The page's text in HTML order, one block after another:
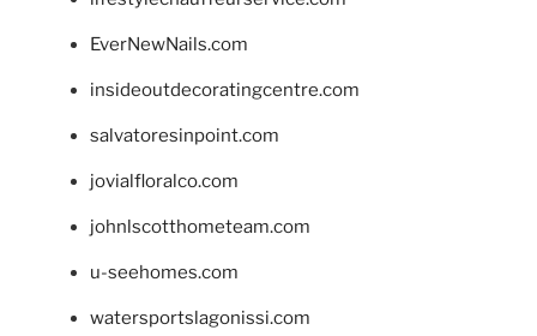
EverNewNails.com
insideoutdecoratingcentre.com
salvatoresinpoint.com
jovialfloralco.com
johnlscotthometeam.com
u-seehomes.com
watersportslagonissi.com